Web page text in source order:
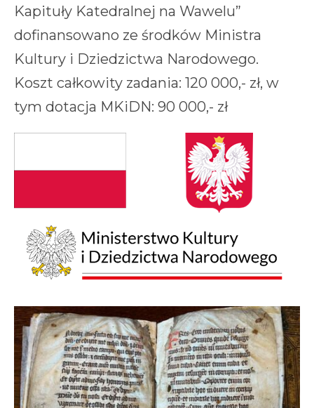
Kapituły Katedralnej na Wawelu”
dofinansowano ze środków Ministra
Kultury i Dziedzictwa Narodowego.
Koszt całkowity zadania: 120 000,- zł, w
tym dotacja MKiDN: 90 000,- zł